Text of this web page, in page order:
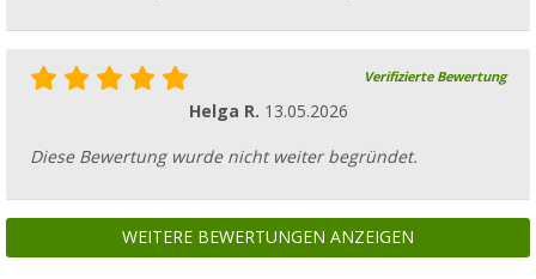
Verifizierte Bewertung
Helga R. 13.05.2026
Diese Bewertung wurde nicht weiter begründet.
WEITERE BEWERTUNGEN ANZEIGEN